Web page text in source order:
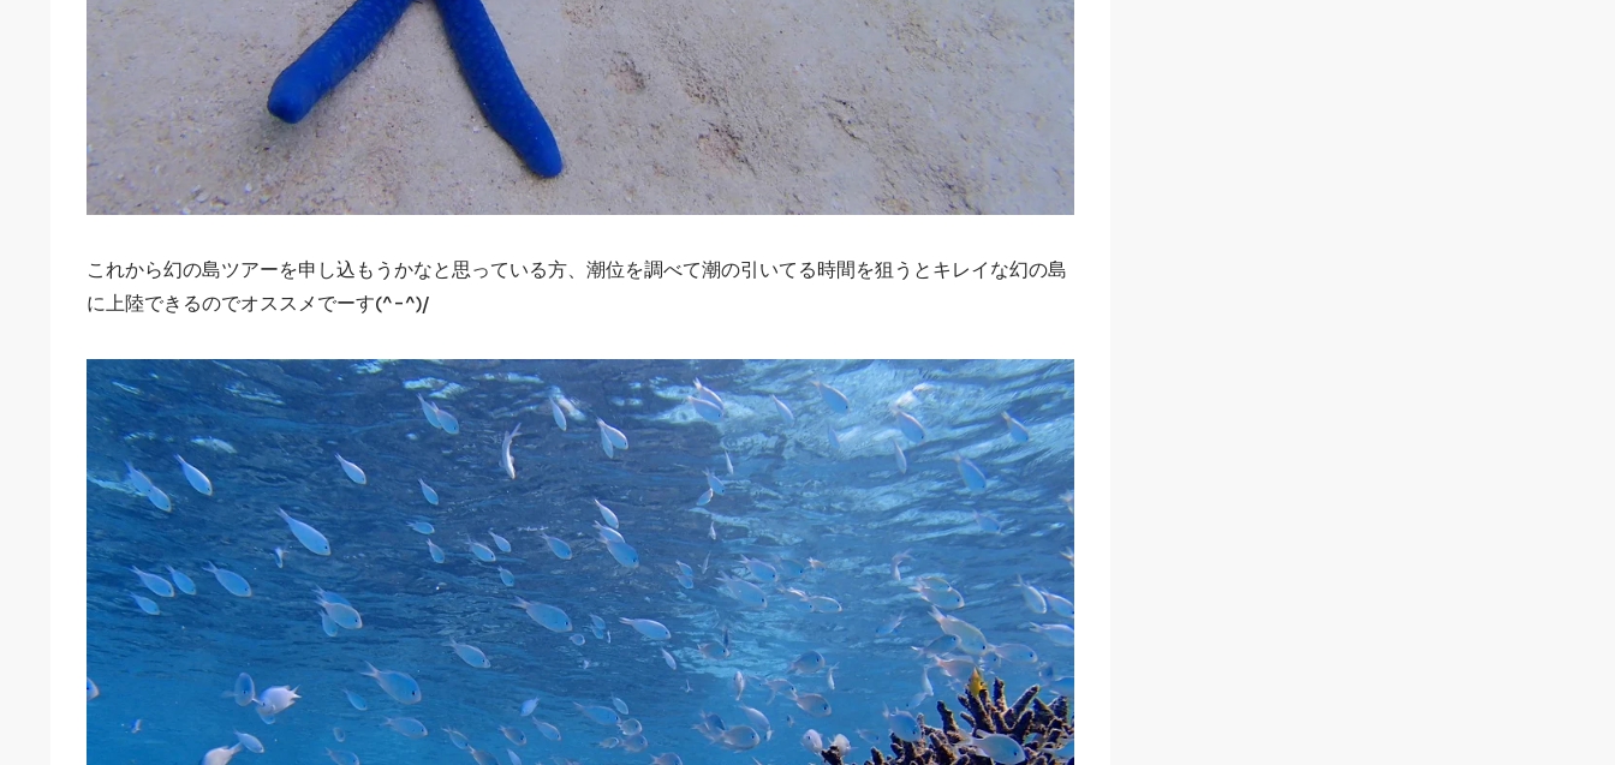
これから幻の島ツアーを申し込もうかなと思っている方、潮位を調べて潮の引いてる時間を狙うとキレイな幻の島
に上陸できるのでオススメでーす(^-^)/